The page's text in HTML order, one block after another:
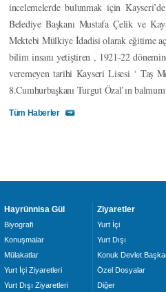
incelemelerde bulunmak için
Belediye Başkanı Mustafa Çelik ve
Mektebi Mülkiye İdadisi olarak eğitime
bilim insanı yetiştiren , 1921-22
veremeyen tarihi Kayseri Lisesi ‘ Taş
8.Cumhurbaşkanı Turgut Özal’ın
Tüm Haberler
Hayrünnisa Gül
Biyografi
Konuşmalar
Mülakatlar
Yurt İçi Ziyaretleri
Yurt Dışı Ziyaretleri
Ziyaretler
Yurt İçi
Yurt Dışı
Konuk Devlet
Özel Dosyalar
Diğer